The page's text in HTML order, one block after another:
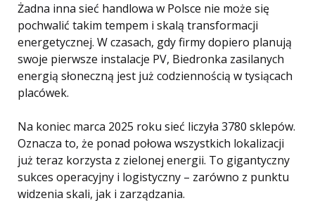
Żadna inna sieć handlowa w Polsce nie może się
pochwalić takim tempem i skalą transformacji
energetycznej. W czasach, gdy firmy dopiero planują
swoje pierwsze instalacje PV, Biedronka zasilanych
energią słoneczną jest już codziennością w tysiącach
placówek.
Na koniec marca 2025 roku sieć liczyła 3780 sklepów.
Oznacza to, że ponad połowa wszystkich lokalizacji
już teraz korzysta z zielonej energii. To gigantyczny
sukces operacyjny i logistyczny – zarówno z punktu
widzenia skali, jak i zarządzania.